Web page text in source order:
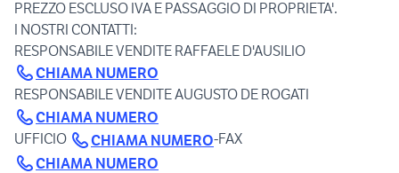
PREZZO ESCLUSO IVA E PASSAGGIO DI PROPRIETA'.
I NOSTRI CONTATTI:
RESPONSABILE VENDITE RAFFAELE D'AUSILIO
CHIAMA NUMERO
RESPONSABILE VENDITE AUGUSTO DE ROGATI
CHIAMA NUMERO
UFFICIO
CHIAMA NUMERO-FAX
CHIAMA NUMERO